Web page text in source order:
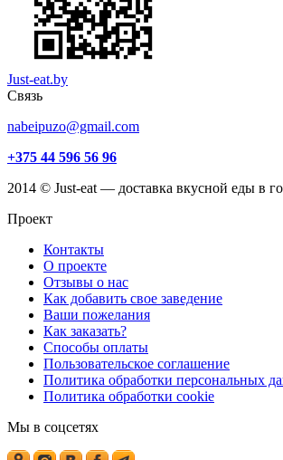
Just-eat.by
Связь
nabeipuzo@gmail.com
+375 44 596 56 96
2014 © Just-eat — доставка вкусной еды в
Проект
Контакты
О проекте
Отзывы о нас
Как добавить свое заведение
Ваши пожелания
Как заказать?
Способы оплаты
Пользовательское соглашение
Политика обработки персональных
Политика обработки cookie
Мы в соцсетях